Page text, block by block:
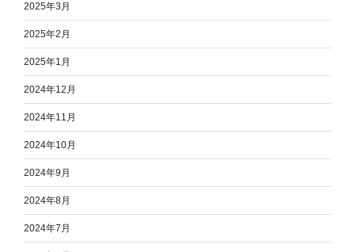
2025年3月
2025年2月
2025年1月
2024年12月
2024年11月
2024年10月
2024年9月
2024年8月
2024年7月